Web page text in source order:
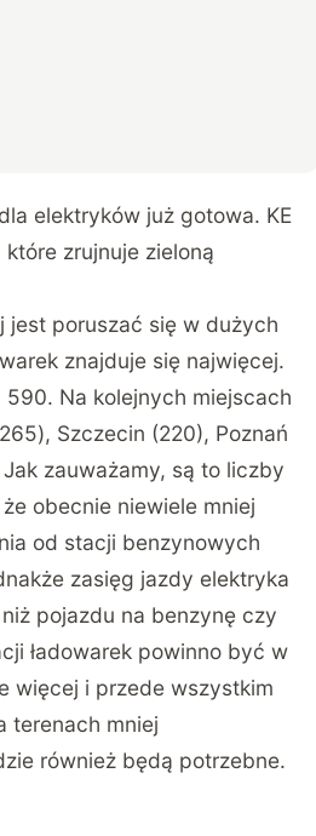
elektryków już gotowa. KE
zrujnuje zieloną
jest poruszać się w dużych
znajduje się najwięcej.
590. Na kolejnych miejscach
Szczecin (220), Poznań
zauważamy, są to liczby
obecnie niewiele mniej
od stacji benzynowych
zasięg jazdy elektryka
pojazdu na benzynę czy
ładowarek powinno być w
więcej i przede wszystkim
terenach mniej
również będą potrzebne.